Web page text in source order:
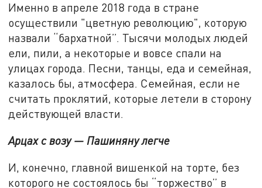
Именно в апреле 2018 года в стране
осуществили "цветную революцию", которую
назвали “бархатной”. Тысячи молодых людей
ели, пили, а некоторые и вовсе спали на
улицах города. Песни, танцы, еда и семейная,
казалось бы, атмосфера. Семейная, если не
считать проклятий, которые летели в сторону
действующей власти.
Арцах с возу — Пашиняну легче
И, конечно, главной вишенкой на торте, без
которого не состоялось бы “торжество” в